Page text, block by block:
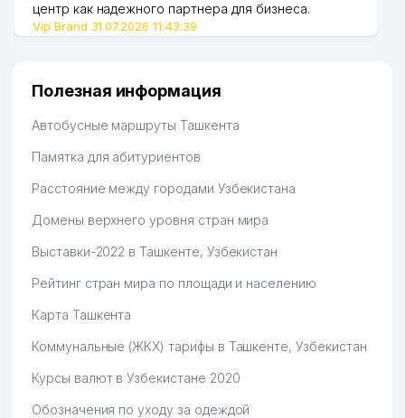
центр как надежного партнера для бизнеса.
Vip Brand 31.07.2026 11:43:39
Полезная информация
Автобусные маршруты Ташкента
Памятка для абитуриентов
Расстояние между городами Узбекистана
Домены верхнего уровня стран мира
Выставки-2022 в Ташкенте, Узбекистан
Рейтинг стран мира по площади и населению
Карта Ташкента
Коммунальные (ЖКХ) тарифы в Ташкенте, Узбекистан
Курсы валют в Узбекистане 2020
Обозначения по уходу за одеждой